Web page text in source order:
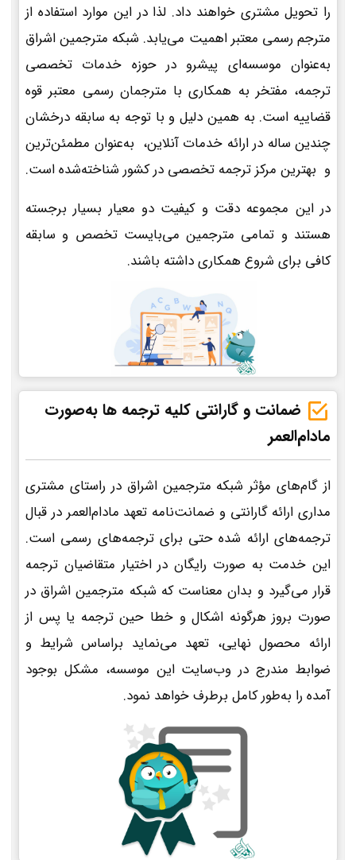
را تحویل مشتری خواهند داد. لذا در این موارد استفاده از
مترجم رسمی معتبر اهمیت می‌یابد. شبکه مترجمین اشراق
به‌عنوان موسسه‌ای پیشرو در حوزه خدمات تخصصی
ترجمه، مفتخر به همکاری با مترجمان رسمی معتبر قوه
قضاییه است. به همین دلیل و با توجه به سابقه درخشان
چندین ساله در ارائه خدمات آنلاین، به‌عنوان مطمئن‌ترین
و بهترین مرکز ترجمه تخصصی در کشور شناخته‌شده است.
در این مجموعه دقت و کیفیت دو معیار بسیار برجسته
هستند و تمامی مترجمین می‌بایست تخصص و سابقه
کافی برای شروع همکاری داشته باشند.
ضمانت و گارانتی کلیه ترجمه ها به‌صورت
مادام‌العمر
از گام‌های مؤثر شبکه مترجمین اشراق در راستای مشتری
مداری ارائه گارانتی و ضمانت‌نامه تعهد مادام‌العمر در قبال
ترجمه‌های ارائه شده حتی برای ترجمه‌های رسمی است.
این خدمت به صورت رایگان در اختیار متقاضیان ترجمه
قرار می‌گیرد و بدان معناست که شبکه مترجمین اشراق در
صورت بروز هرگونه اشکال و خطا حین ترجمه یا پس از
ارائه محصول نهایی، تعهد می‌نماید براساس شرایط و
ضوابط مندرج در وب‌سایت این موسسه، مشکل بوجود
آمده را به‌طور کامل برطرف خواهد نمود.